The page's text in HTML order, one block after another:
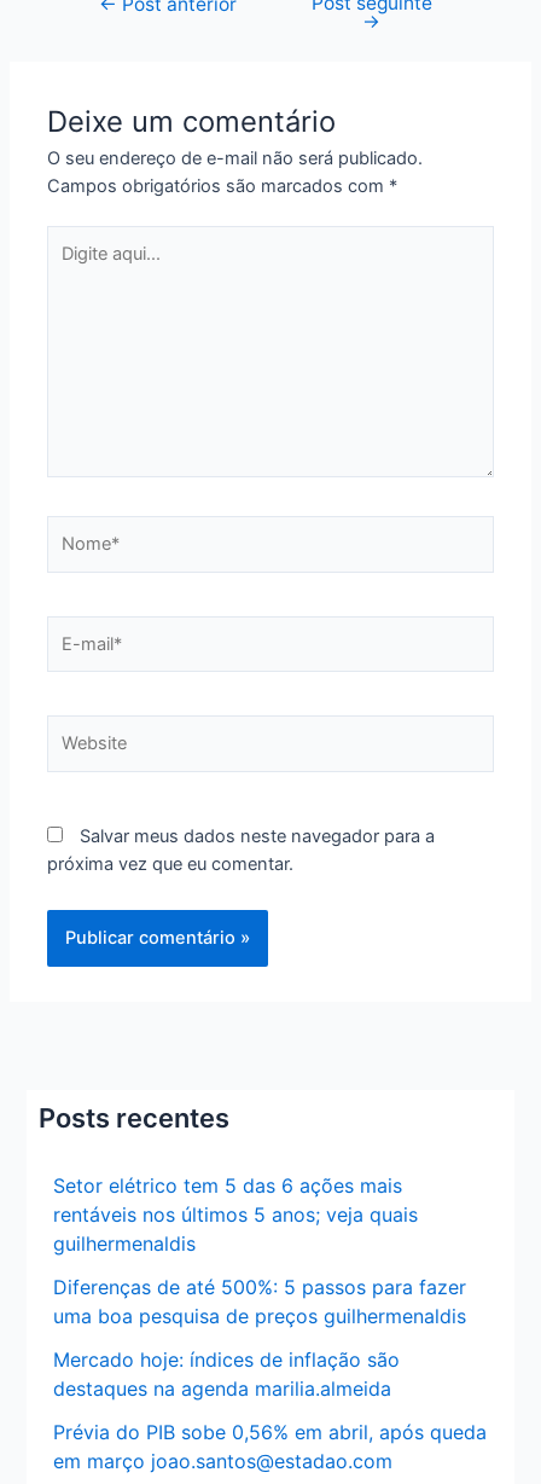
→
Deixe um comentário
O seu endereço de e-mail não será publicado.
Campos obrigatórios são marcados com *
aqui...
mail*
Salvar meus dados neste navegador para a
próxima vez que eu comentar.
Posts recentes
Setor elétrico tem 5 das 6 ações mais
rentáveis nos últimos 5 anos; veja quais
guilhermenaldis
Diferenças de até 500%: 5 passos para fazer
uma boa pesquisa de preços guilhermenaldis
Mercado hoje: índices de inflação são
destaques na agenda marilia.almeida
Prévia do PIB sobe 0,56% em abril, após queda
em março joao.santos@estadao.com